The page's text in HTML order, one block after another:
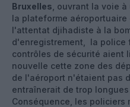
Bruxelles , ouvrant la voie à
la plateforme aéroportuaire
l'attentat djihadiste à la
d'enregistrement, la police
contrôles de sécurité aient
nouvelle cette zone des
de l'aéroport n'étaient pas
entraînerait de trop
Conséquence, les policiers